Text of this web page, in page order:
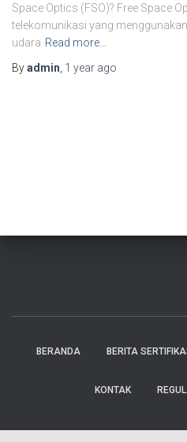
Space Optics (FSO)? Free Space
telekomunikasi yang
udara Read more…
Byadmin 1 year ago
BERANDA BERITA
KONTAK